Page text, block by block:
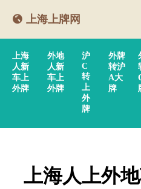
上海上牌网
上海
人新
车上
外牌
外地
人新
车上
外牌
沪
C
转
上
外
牌
外牌
转沪
A大
牌
上海人上外